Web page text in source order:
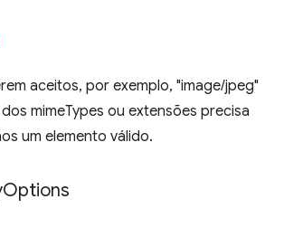
aceitos, por exemplo, "image/jpeg"
mimeTypes ou extensões precisa
um elemento válido.
Options